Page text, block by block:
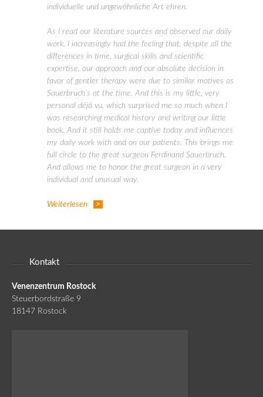
individuelle und ungewöhnliche Art ehren.
As I read our literature sources and observed our daily
work, I increasingly had the feeling that, despite all the
differences in time, surgical skills and scientific
expertise, our approach and our absolute decision in
favor of gentler therapy were due to similar motives as
Sauerbruch’s at the time. And this is my little, very
personal déjà vu, which surprised me so much when I
was researching medical history and writing our little
book. And it still holds me captive today and influences
my daily work with and on our patients. This brings me
full circle to the great surgeon Ferdinand Sauerbruch.
And allows me to honor the great surgeon in a very
individual and unusual way.
Weiterlesen
Kontakt
Venenzentrum Rostock
Steuerbordstraße 9
18147 Rostock